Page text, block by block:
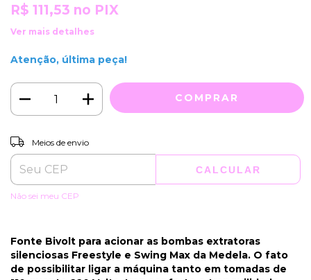
R$ 111,53 no PIX
Ver mais detalhes
Atenção, última peça!
Entregas para o CEP:
Meios de envio
CALCULAR
Não sei meu CEP
Fonte Bivolt para acionar as bombas extratoras
silenciosas Freestyle e Swing Max da Medela. O fato
de possibilitar ligar a máquina tanto em tomadas de